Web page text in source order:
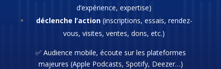
d’expérience, expertise)
déclenche l’action(inscriptions, essais, rendez-
vous, visites, ventes, dons, etc.)
✅ Audience mobile, écoute sur les plateformes
majeures (Apple Podcasts, Spotify, Deezer…)